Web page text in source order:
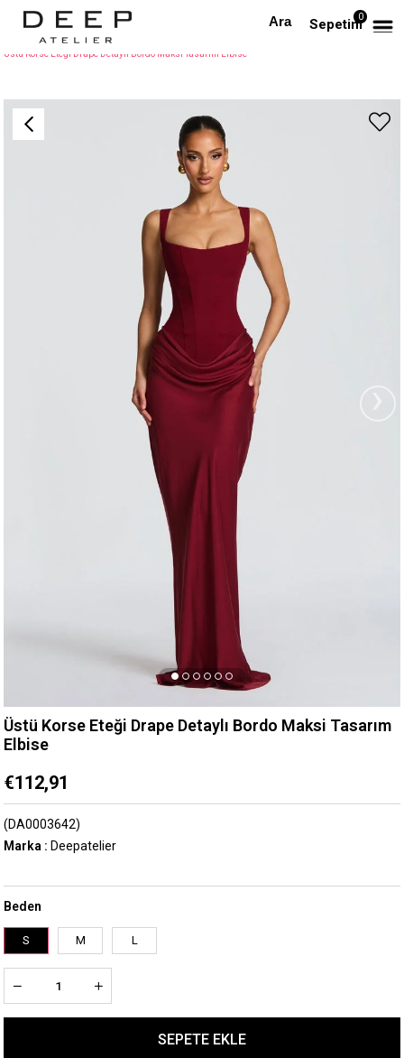
Sepetim0
Anasayfa TÜM ELBİSELER
Üstü Korse Eteği Drape Detaylı Bordo Maksi Tasarım Elbise
Üstü Korse Eteği Drape Detaylı Bordo Maksi Tasarım
Elbise
€112,91
(DA0003642)
Marka : Deepatelier
Beden
S M L